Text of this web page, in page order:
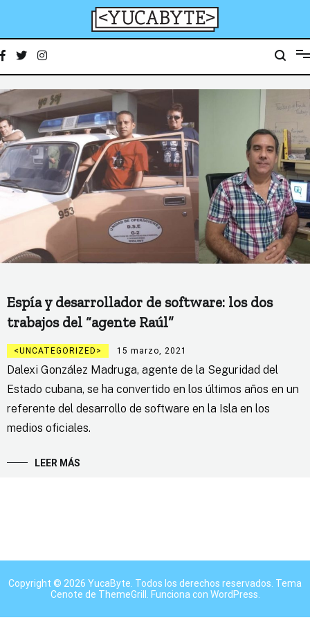
YucaByte
Espía y desarrollador de software: los dos
trabajos del “agente Raúl”
UNCATEGORIZED 15 marzo, 2021
Dalexi González Madruga, agente de la Seguridad del
Estado cubana, se ha convertido en los últimos años en un
referente del desarrollo de software en la Isla en los
medios oficiales.
LEER MÁS
Copyright © 2026 YucaByte . Todos los derechos reservados. Tema
Cenote de ThemeGrill. Funciona con WordPress